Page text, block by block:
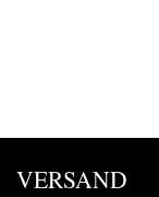
VERSAND